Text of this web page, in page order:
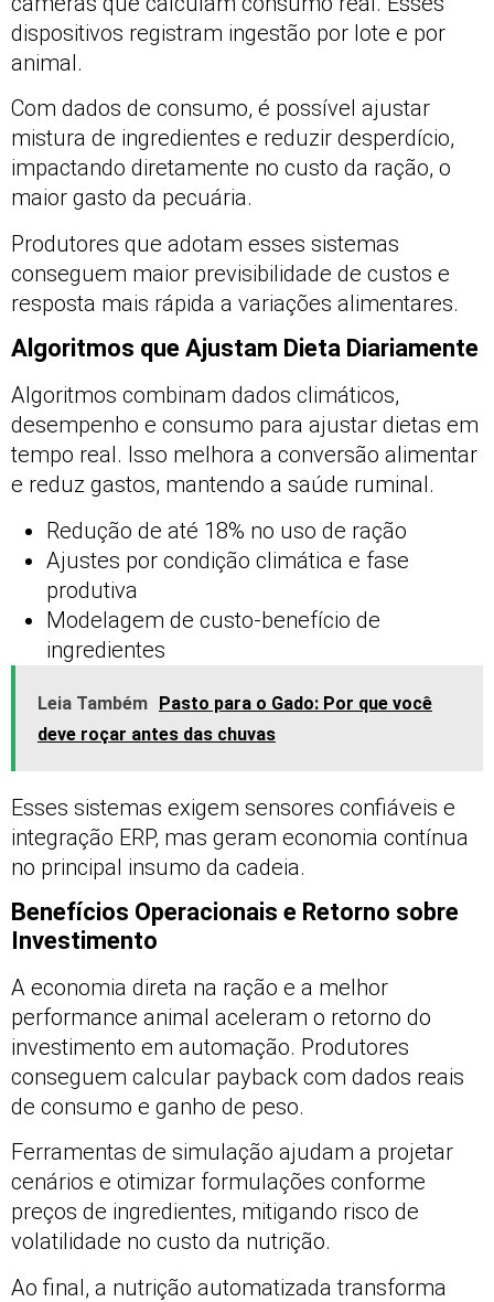
dispositivos registram ingestão por lote e por
animal.
Com dados de consumo, é possível ajustar
mistura de ingredientes e reduzir desperdício,
impactando diretamente no custo da ração, o
maior gasto da pecuária.
Produtores que adotam esses sistemas
conseguem maior previsibilidade de custos e
resposta mais rápida a variações alimentares.
Algoritmos que Ajustam Dieta Diariamente
Algoritmos combinam dados climáticos,
desempenho e consumo para ajustar dietas em
tempo real. Isso melhora a conversão alimentar
e reduz gastos, mantendo a saúde ruminal.
Redução de até 18% no uso de ração
Ajustes por condição climática e fase
produtiva
Modelagem de custo-benefício de
ingredientes
Leia Também Pasto para o Gado: Por que você
deve roçar antes das chuvas
Esses sistemas exigem sensores confiáveis e
integração ERP, mas geram economia contínua
no principal insumo da cadeia.
Benefícios Operacionais e Retorno sobre
Investimento
A economia direta na ração e a melhor
performance animal aceleram o retorno do
investimento em automação. Produtores
conseguem calcular payback com dados reais
de consumo e ganho de peso.
Ferramentas de simulação ajudam a projetar
cenários e otimizar formulações conforme
preços de ingredientes, mitigando risco de
volatilidade no custo da nutrição.
Ao final, a nutrição automatizada transforma